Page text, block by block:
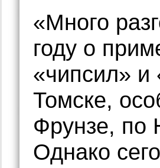
«Много
году о
«чипсил» и
Томске,
Фрунзе, по
Однако